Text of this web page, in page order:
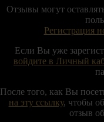
Отзывы могут
Регистрация
Если Вы уже
войдите в Личный
После того, как Вы
на эту ссылку, чтобы
отзыв